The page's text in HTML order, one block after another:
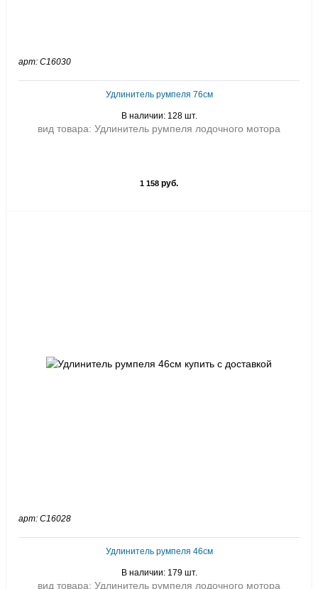
арт: C16030
Удлинитель румпеля 76см
В наличии: 128 шт.
вид товара: Удлинитель румпеля лодочного мотора
1 158 руб.
арт: C16028
Удлинитель румпеля 46см
В наличии: 179 шт.
вид товара: Удлинитель румпеля лодочного мотора